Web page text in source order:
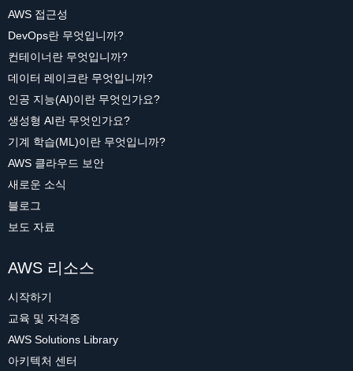
AWS 접근성
DevOps란 무엇입니까?
컨테이너란 무엇입니까?
데이터 레이크란 무엇입니까?
인공 지능(AI)이란 무엇인가요?
생성형 AI란 무엇인가요?
기계 학습(ML)이란 무엇입니까?
AWS 클라우드 보안
새로운 소식
블로그
보도 자료
AWS 리소스
시작하기
교육 및 자격증
AWS Solutions Library
아키텍처 센터